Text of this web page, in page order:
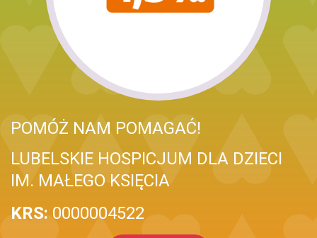
POMÓŻ NAM POMAGAĆ!
LUBELSKIE HOSPICJUM DLA DZIECI
IM. MAŁEGO KSIĘCIA
KRS: 0000004522